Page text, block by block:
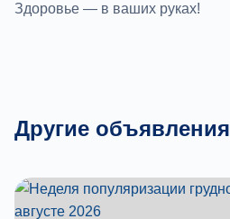
Здоровье — в ваших руках!
Другие объявления